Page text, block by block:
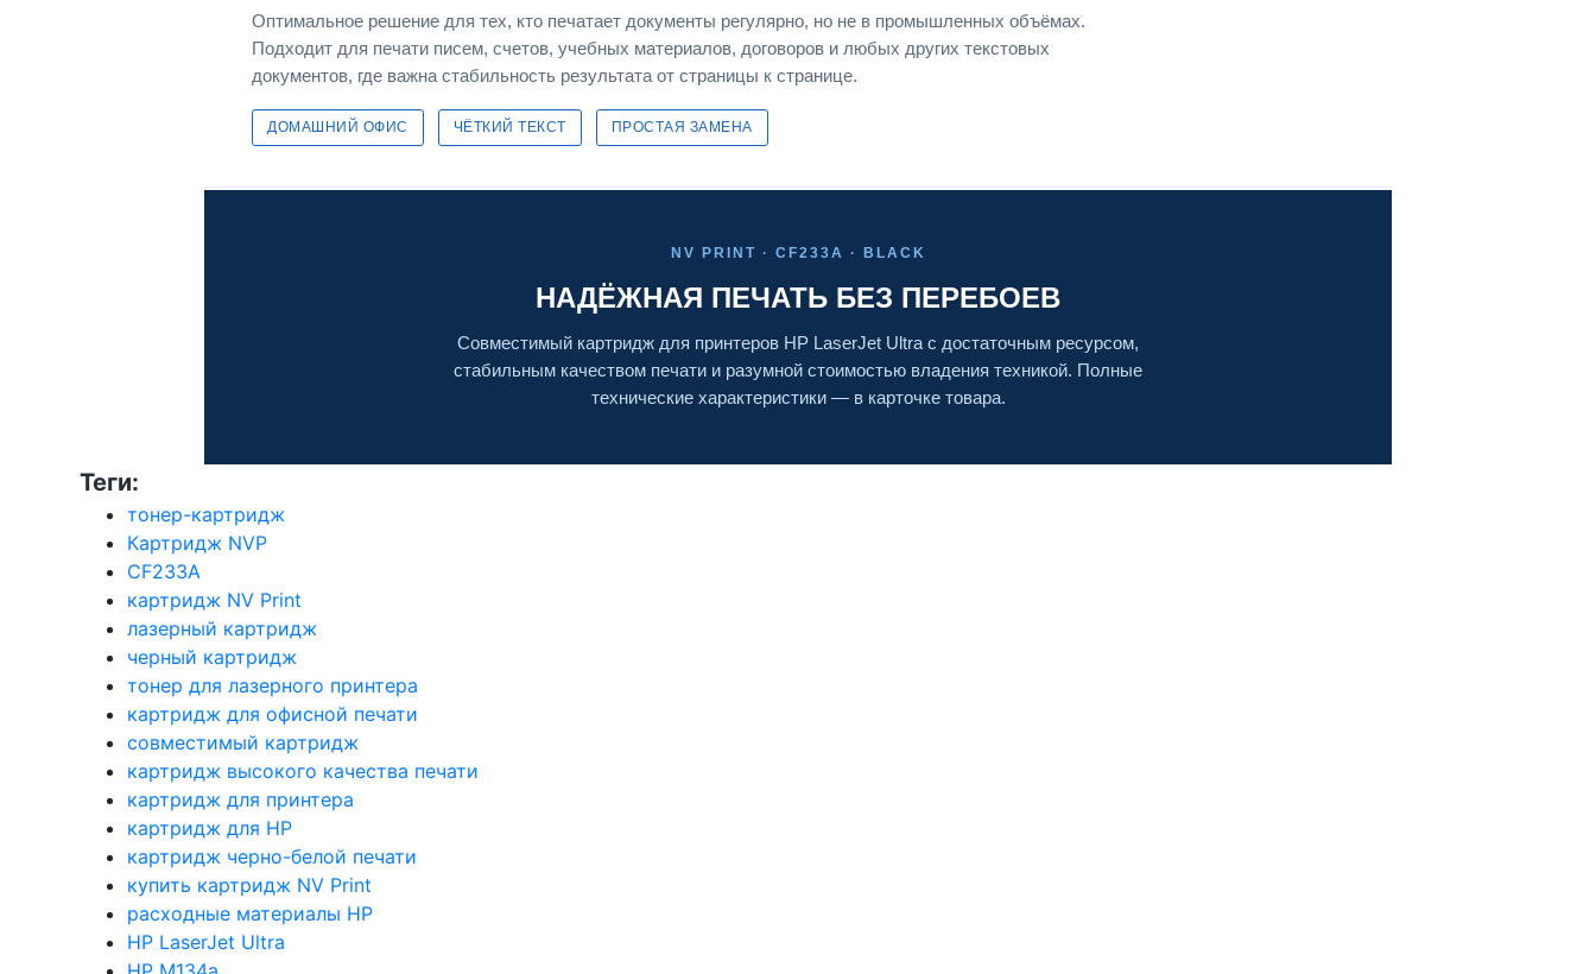
Оптимальное решение для тех, кто печатает документы регулярно, но не в промышленных объёмах.
Подходит для печати писем, счетов, учебных материалов, договоров и любых других текстовых
документов, где важна стабильность результата от страницы к странице.
ДОМАШНИЙ ОФИС ЧЁТКИЙ ТЕКСТ ПРОСТАЯ ЗАМЕНА
NV PRINT · CF233A · BLACK
НАДЁЖНАЯ ПЕЧАТЬ БЕЗ ПЕРЕБОЕВ
Совместимый картридж для принтеров HP LaserJet Ultra с достаточным ресурсом,
стабильным качеством печати и разумной стоимостью владения техникой. Полные
технические характеристики — в карточке товара.
Теги:
тонер-картридж
Картридж NVP
CF233A
картридж NV Print
лазерный картридж
черный картридж
тонер для лазерного принтера
картридж для офисной печати
совместимый картридж
картридж высокого качества печати
картридж для принтера
картридж для HP
картридж черно-белой печати
купить картридж NV Print
расходные материалы HP
HP LaserJet Ultra